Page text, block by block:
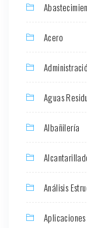
Acero
Aguas
Albañilería
Análisis
Aplicaciones